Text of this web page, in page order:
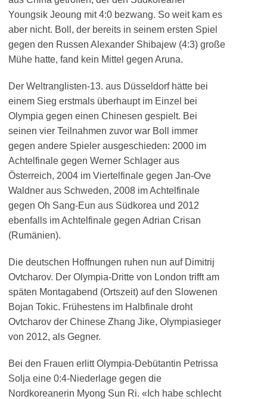
Youngsik Jeoung mit 4:0 bezwang. So weit kam es
aber nicht. Boll, der bereits in seinem ersten Spiel
gegen den Russen Alexander Shibajew (4:3) große
Mühe hatte, fand kein Mittel gegen Aruna.
Der Weltranglisten-13. aus Düsseldorf hätte bei
einem Sieg erstmals überhaupt im Einzel bei
Olympia gegen einen Chinesen gespielt. Bei
seinen vier Teilnahmen zuvor war Boll immer
gegen andere Spieler ausgeschieden: 2000 im
Achtelfinale gegen Werner Schlager aus
Österreich, 2004 im Viertelfinale gegen Jan-Ove
Waldner aus Schweden, 2008 im Achtelfinale
gegen Oh Sang-Eun aus Südkorea und 2012
ebenfalls im Achtelfinale gegen Adrian Crisan
(Rumänien).
Die deutschen Hoffnungen ruhen nun auf Dimitrij
Ovtcharov. Der Olympia-Dritte von London trifft am
späten Montagabend (Ortszeit) auf den Slowenen
Bojan Tokic. Frühestens im Halbfinale droht
Ovtcharov der Chinese Zhang Jike, Olympiasieger
von 2012, als Gegner.
Bei den Frauen erlitt Olympia-Debütantin Petrissa
Solja eine 0:4-Niederlage gegen die
Nordkoreanerin Myong Sun Ri. «Ich habe schlecht